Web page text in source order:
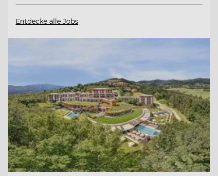
Entdecke alle Jobs